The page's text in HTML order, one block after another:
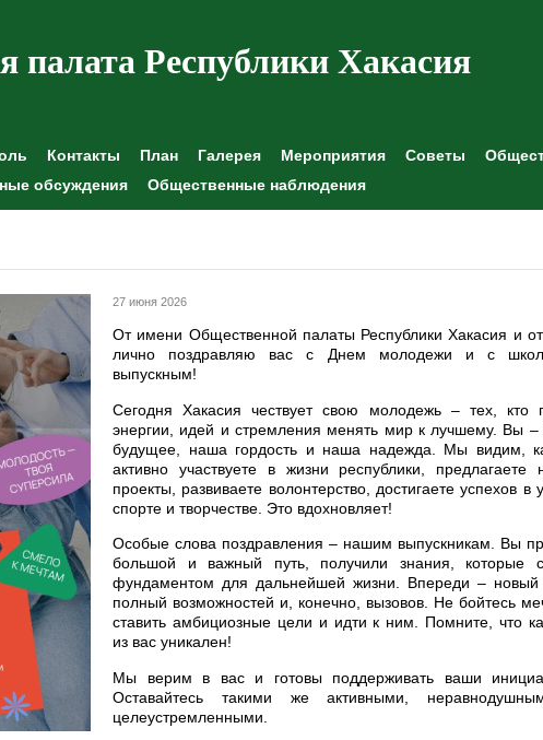
палата Республики Хакасия
Контакты План Галерея Мероприятия Советы
обсуждения Общественные наблюдения
27 июня 2026
От имени Общественной палаты Республики Хакасия и
лично поздравляю вас с Днем молодежи и с
выпускным!
Сегодня Хакасия чествует свою молодежь – тех, кто
энергии, идей и стремления менять мир к лучшему. Вы
будущее, наша гордость и наша надежда. Мы видим,
активно участвуете в жизни республики, предлагаете
проекты, развиваете волонтерство, достигаете успехов в
спорте и творчестве. Это вдохновляет!
Особые слова поздравления – нашим выпускникам. Вы
большой и важный путь, получили знания, которые
фундаментом для дальнейшей жизни. Впереди – новый
полный возможностей и, конечно, вызовов. Не бойтесь
ставить амбициозные цели и идти к ним. Помните, что
из вас уникален!
Мы верим в вас и готовы поддерживать ваши
Оставайтесь такими же активными,
целеустремленными.